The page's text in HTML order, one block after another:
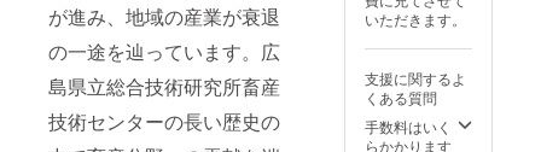
が進み、地域の産業が衰退
の一途を辿っています。広
島県立総合技術研究所畜産
技術センターの長い歴史の
いただきます。
支援に関するよ
くある質問
手数料はいく
らかかります